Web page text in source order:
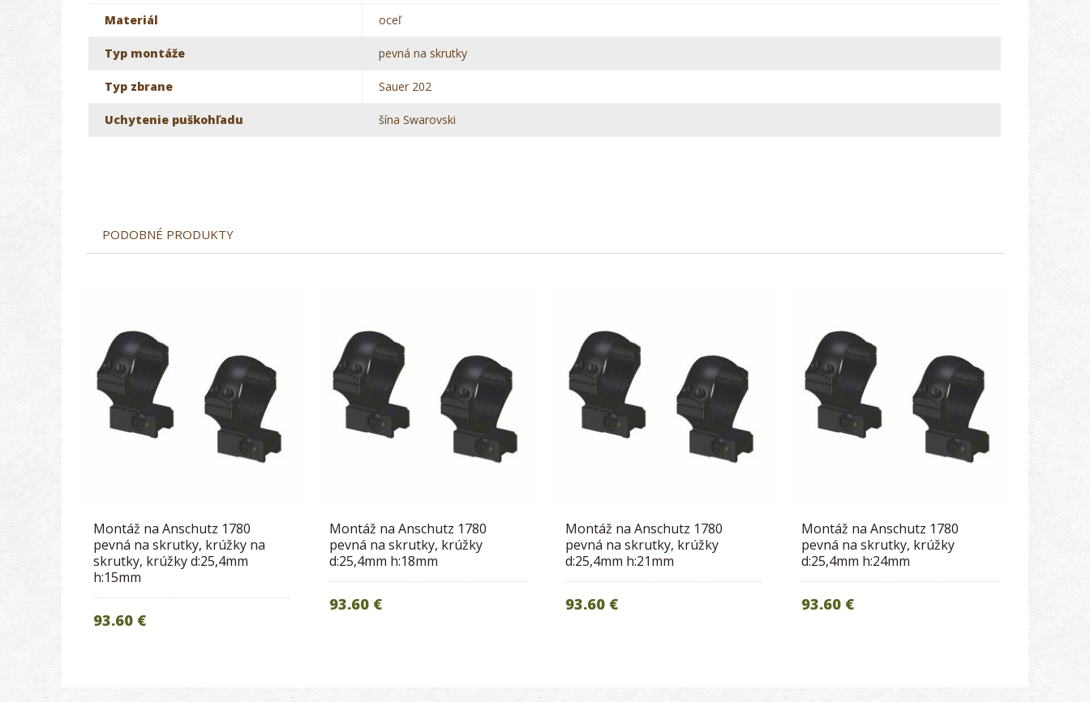
Materiál oceľ
Typ montáže pevná na skrutky
Typ zbrane Sauer 202
Uchytenie puškohľadu šína Swarovski
PODOBNÉ PRODUKTY
Montáž na Anschutz 1780
pevná na skrutky, krúžky na
skrutky, krúžky d:25,4mm
h:15mm
93.60 €
Montáž na Anschutz 1780
pevná na skrutky, krúžky
d:25,4mm h:18mm
93.60 €
Montáž na Anschutz 1780
pevná na skrutky, krúžky
d:25,4mm h:21mm
93.60 €
Montáž na Anschutz 1780
pevná na skrutky, krúžky
d:25,4mm h:24mm
93.60 €